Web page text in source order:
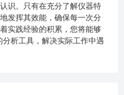
识。只有在充分了解仪器特
发挥其效能，确保每一次分
实践经验的积累，您将能够
析工具，解决实际工作中遇